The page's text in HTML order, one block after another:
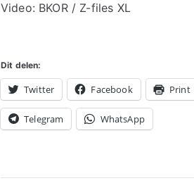
Video: BKOR / Z-files XL
Dit delen:
Twitter Facebook Print
Telegram WhatsApp